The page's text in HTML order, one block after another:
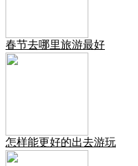
春节去哪里旅游最好
怎样能更好的出去游玩